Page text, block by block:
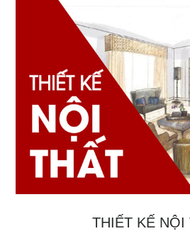
THIẾT KẾ NỘI